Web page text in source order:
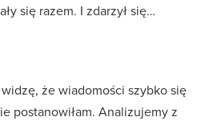
się razem. I zdarzył się…
że wiadomości szybko się
postanowiłam. Analizujemy z